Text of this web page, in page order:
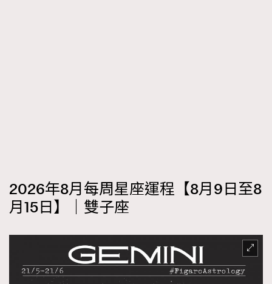
2026年8月每周星座運程【8月9日至8
月15日】｜雙子座